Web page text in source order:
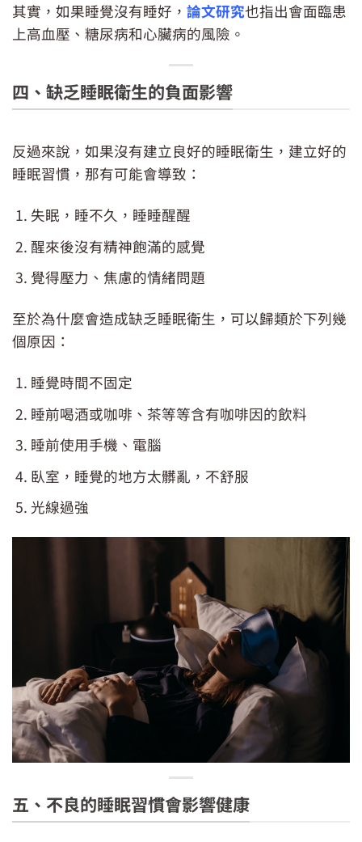
其實，如果睡覺沒有睡好， 論文研究也指出會面臨患
上高血壓、糖尿病和心臟病的風險。
四、缺乏睡眠衛生的負面影響
反過來說，如果沒有建立良好的睡眠衛生，建立好的
睡眠習慣，那有可能會導致：
失眠，睡不久，睡睡醒醒
醒來後沒有精神飽滿的感覺
覺得壓力、焦慮的情緒問題
至於為什麼會造成缺乏睡眠衛生，可以歸類於下列幾
個原因：
睡覺時間不固定
睡前喝酒或咖啡、茶等等含有咖啡因的飲料
睡前使用手機、電腦
臥室，睡覺的地方太髒亂，不舒服
光線過強
五、不良的睡眠習慣會影響健康